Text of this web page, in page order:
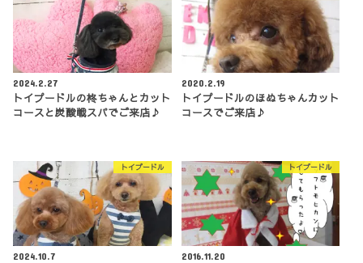
2024.2.27
トイプードルの柊ちゃんとカット
コースと炭酸戦スパでご来店♪
2020.2.19
トイプードルのほぬちゃんカット
コースでご来店♪
トイプードル
2024.10.7
トイプードル
2016.11.20